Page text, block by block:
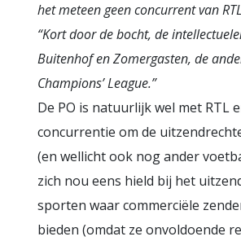
het meteen geen concurrent van
“Kort door de bocht, de
Buitenhof en Zomergasten, de
Champions’ League.”
De PO is natuurlijk wel met RTL
concurrentie om de
(en wellicht ook nog ander
zich nou eens hield bij het
sporten waar commerciële
bieden (omdat ze onvoldoende